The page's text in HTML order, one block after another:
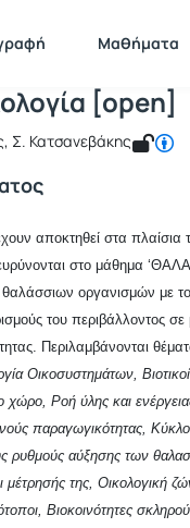
Μαθήματα
Οικολογία [open]
[open]
Σ. Κατσανεβάκης
αποκτηθεί στα πλαίσια
στο μάθημα
οργανισμών με
του περιβάλλοντος
Περιλαμβάνονται
Οικοσυστημάτων,
χώρο, Ροή ύλης και
παραγωγικότητας,
ρυθμούς αύξησης των
μέτρησής της, Οικολογική
Βιοκοινότητες